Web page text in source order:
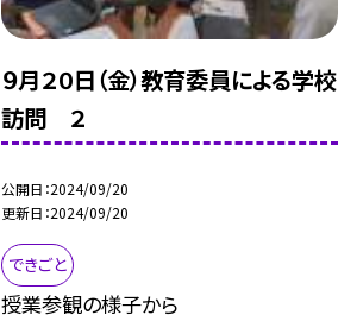
９月２０日（金）教育委員による学校
訪問 ２
公開日 2024/09/20
更新日 2024/09/20
できごと
授業参観の様子から